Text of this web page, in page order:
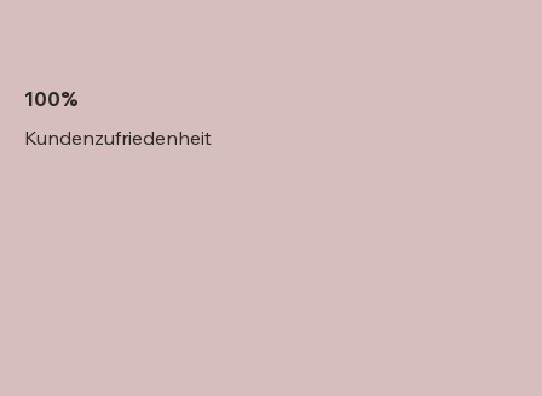
100%
Kundenzufriedenheit